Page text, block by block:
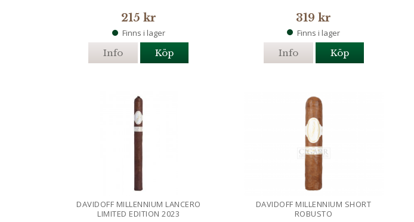
215 kr
Finns i lager
Info Köp
319 kr
Finns i lager
Info Köp
DAVIDOFF MILLENNIUM LANCERO
LIMITED EDITION 2023
DAVIDOFF MILLENNIUM SHORT
ROBUSTO